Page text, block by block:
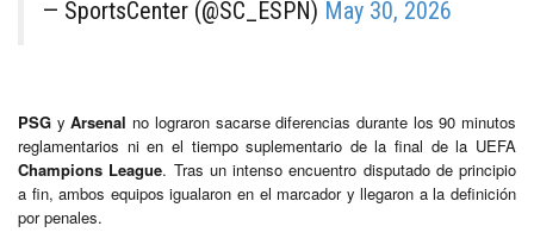
— SportsCenter (@SC_ESPN) May 30, 2026
PSG yArsenal no lograron sacarse diferencias durante los 90 minutos
reglamentarios ni en el tiempo suplementario de la final de la UEFA
Champions League. Tras un intenso encuentro disputado de principio
a fin, ambos equipos igualaron en el marcador y llegaron a la definición
por penales.